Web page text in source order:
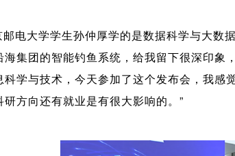
邮电大学学生孙仲厚学的是数据科学与大数
海集团的智能钓鱼系统，给我留下很深印象
科学与技术，今天参加了这个发布会，我
研方向还有就业是有很大影响的。”